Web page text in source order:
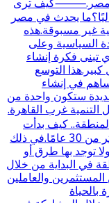
مصر.⸻كيف ترى
يحدث في مصر
غير مسبوقة.هذه
السياسية وعلى
تبنى فكرة إنشاء
التوسع
في إنشاء
ستكون واحدة من
التنمية غرب القاهرة.
كيف بدأت
علاقتكم بها؟علاقتنا بالمنطقة تعود لأكثر من 30 عامًا.في ذلك
توجد بها طرق أو
في البداية من خلال
والعاملين